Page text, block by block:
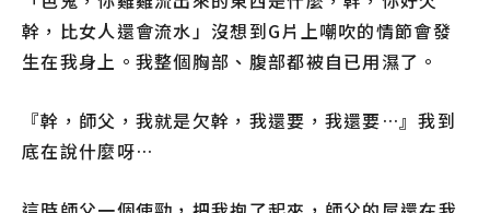
幹，比女人還會流水」沒想到G片上嘲吹的情節會發
生在我身上。我整個胸部、腹部都被自已用濕了。
『幹，師父，我就是欠幹，我還要，我還要…』我到
底在說什麼呀…